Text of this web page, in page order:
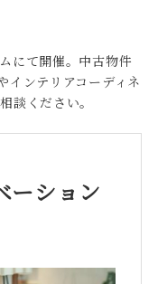
にて開催。中古物件
インテリアコーディネ
談ください。
ーション